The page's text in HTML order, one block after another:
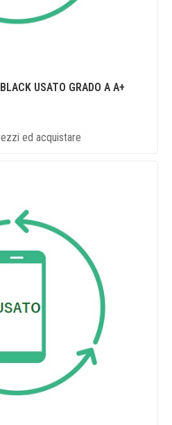
USATO GRADO A A+
ed acquistare